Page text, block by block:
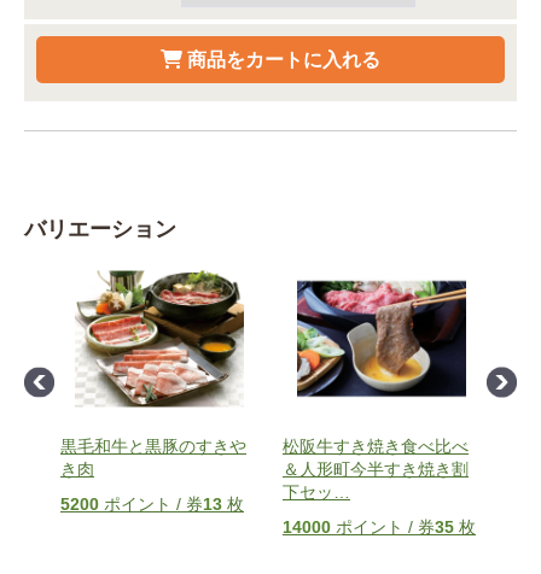
バリエーション
黒毛和牛と黒豚のすきや
き肉
5200 ポイント / 券13 枚
松阪牛すき焼き食べ比べ
＆人形町今半すき焼き割
下セッ
14000 ポイント / 券35 枚